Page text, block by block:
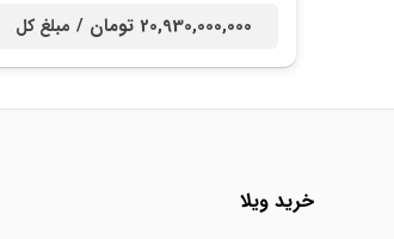
20,930,000,000 تومان / مبلغ کل
خرید ویلا